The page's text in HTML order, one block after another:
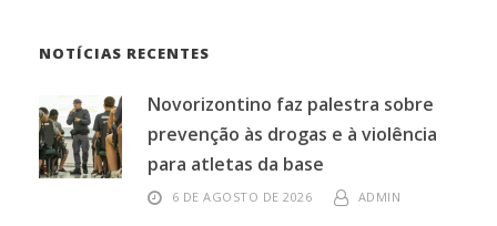
NOTÍCIAS RECENTES
Novorizontino faz palestra sobre
prevenção às drogas e à violência
para atletas da base
6 DE AGOSTO DE 2026 ADMIN